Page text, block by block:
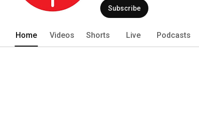
Subscribe
Home Videos Shorts Live Podcasts